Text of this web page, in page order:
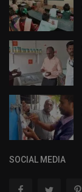
SOCIAL MEDIA